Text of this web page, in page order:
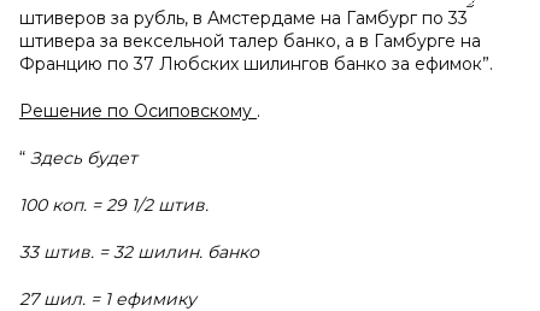
штиверов за рубль, в Амстердаме на Гамбург по 33
штивера за вексельной талер банко, а в Гамбурге на
Францию по 37 Любских шилингов банко за ефимок”.
Решение по Осиповскому .
“ Здесь будет
100 коп. = 29 1/2 штив.
33 штив. = 32 шилин. банко
27 шил. = 1 ефимику